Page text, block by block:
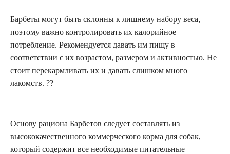
Барбеты могут быть склонны к лишнему набору веса,
поэтому важно контролировать их калорийное
потребление. Рекомендуется давать им пищу в
соответствии с их возрастом, размером и активностью. Не
стоит перекармливать их и давать слишком много
лакомств. ??
Основу рациона Барбетов следует составлять из
высококачественного коммерческого корма для собак,
который содержит все необходимые питательные